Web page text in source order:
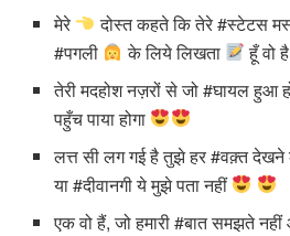
मेरे
दोस्त कहते कि तेरे #स्टेटस
#पगली
के लिये लिखता हूँ वो
तेरी मदहोश नज़रों से जो #घायल हुआ
पहुँच पाया होगा
लत्त सी लग गई है तुझे हर #वक़्त
या #दीवानगी ये मुझे पता नहीं
एक वो हैं, जो हमारी #बात समझते नहीं